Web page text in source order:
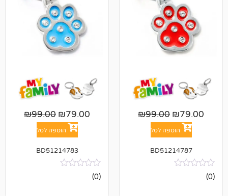
₪99.00
79.00
₪99.00